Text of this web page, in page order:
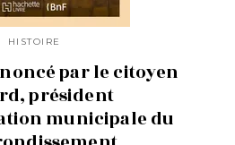
HISTOIRE
par le citoyen
président
municipale du